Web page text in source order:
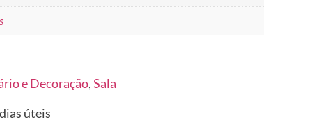
e Decoração,Sala
úteis